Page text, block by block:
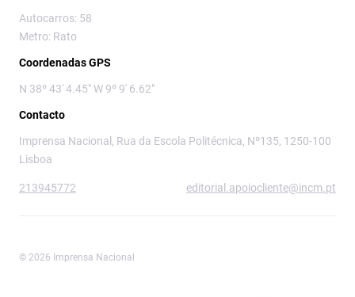
Autocarros: 58
Metro: Rato
Coordenadas GPS
N 38º 43' 4.45" W 9º 9' 6.62"
Contacto
Imprensa Nacional, Rua da Escola Politécnica, Nº135, 1250-100
Lisboa
213945772 editorial.apoiocliente@incm.pt
© 2026 Imprensa Nacional